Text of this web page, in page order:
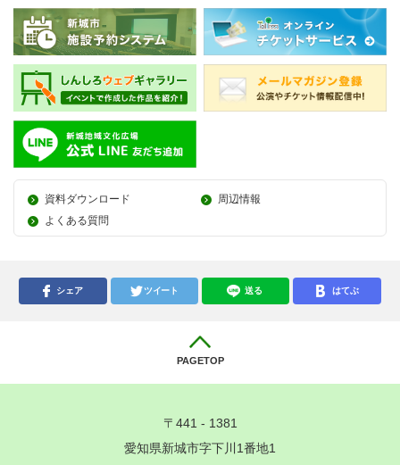
資料ダウンロード
周辺情報
よくある質問
シェア ツイート 送る はてぶ
PAGETOP
〒441 - 1381
愛知県新城市字下川1番地1